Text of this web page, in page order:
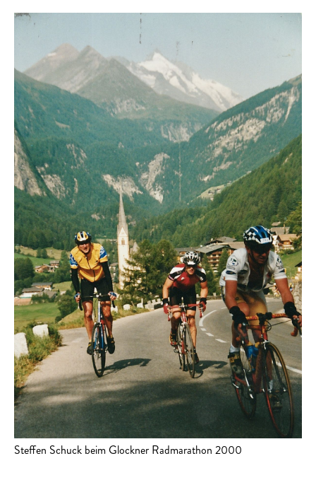
Steffen Schuck beim Glockner Radmarathon 2000